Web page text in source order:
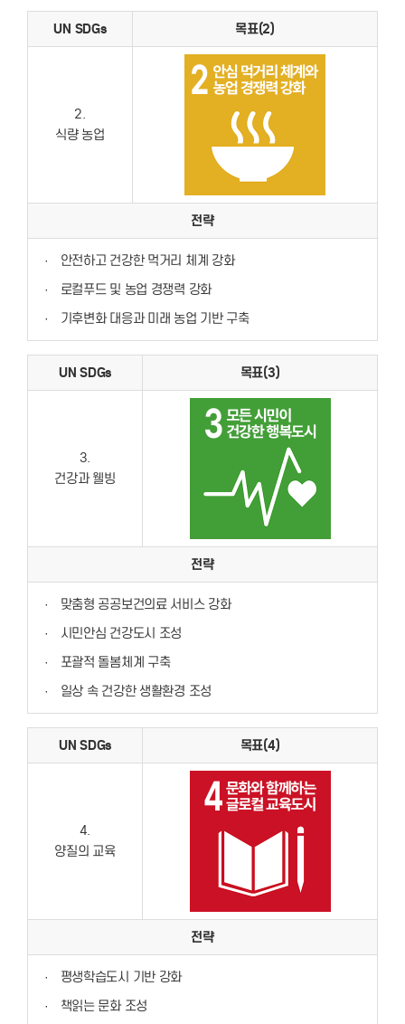
UN SDGs 목표(2)
2.
식량 농업
전략
·
안전하고 건강한 먹거리 체계 강화
·
로컬푸드 및 농업 경쟁력 강화
·
기후변화 대응과 미래 농업 기반 구축
UN SDGs 목표(3)
3.
건강과 웰빙
전략
·
맞춤형 공공보건의료 서비스 강화
·
시민안심 건강도시 조성
·
포괄적 돌봄체계 구축
·
일상 속 건강한 생활환경 조성
UN SDGs 목표(4)
4.
양질의 교육
전략
·
평생학습도시 기반 강화
·
책읽는 문화 조성